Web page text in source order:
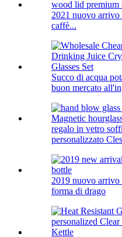
2021 nuovo
caffè...
Succo di acqua
buon mercato
regalo in vetro
personalizzato
2019 nuovo
forma di drago